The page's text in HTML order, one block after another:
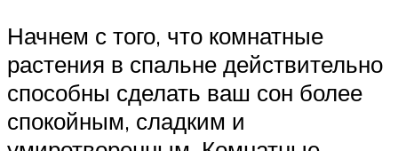
Начнем с того, что комнатные
растения в спальне действительно
способны сделать ваш сон более
спокойным, сладким и